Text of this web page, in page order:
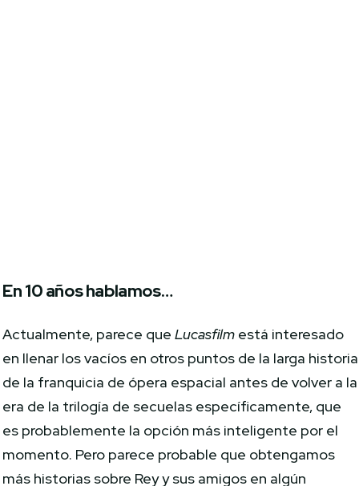
En 10 años hablamos…
Actualmente, parece queLucasfilm está interesado
en llenar los vacíos en otros puntos de la larga historia
de la franquicia de ópera espacial antes de volver a la
era de la trilogía de secuelas específicamente, que
es probablemente la opción más inteligente por el
momento. Pero parece probable que obtengamos
más historias sobre Rey y sus amigos en algún